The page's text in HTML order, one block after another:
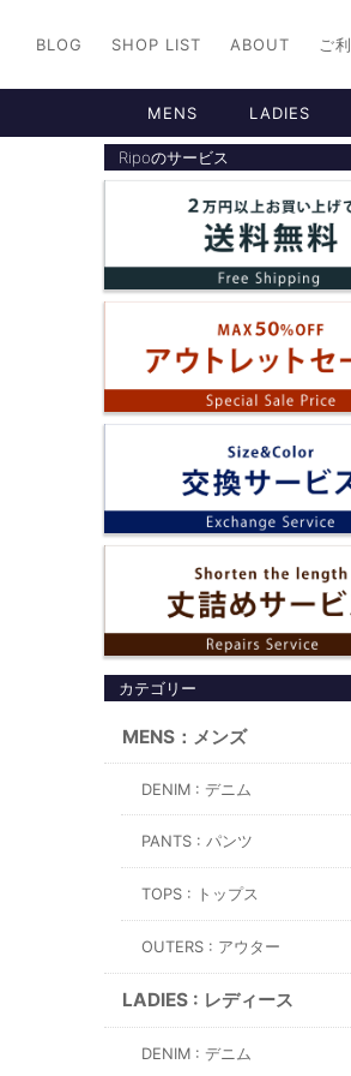
BLOG SHOP LIST ABOUT ご
MENS LADIES
Ripoのサービス
カテゴリー
MENS：メンズ
DENIM : デニム
PANTS : パンツ
TOPS : トップス
OUTERS : アウター
LADIES : レディース
DENIM : デニム